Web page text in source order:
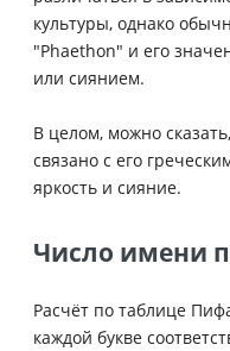
культуры, однако
"Phaethon" и его
или сиянием.
В целом, можно
связано с его
яркость и сияние.
Число имени
Расчёт по таблице
каждой букве